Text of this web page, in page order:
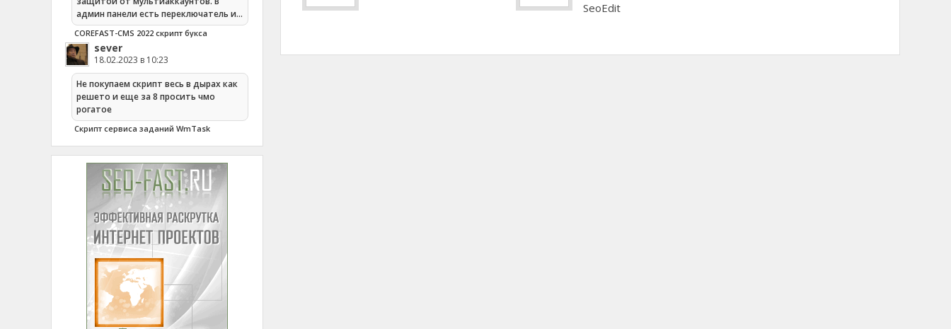
SeoEdit
админ панели есть переключатель и…
COREFAST-CMS 2022 скрипт букса
sever
18.02.2023 в 10:23
Не покупаем скрипт весь в дырах как
решето и еще за 8 просить чмо
рогатое
Cкрипт сервиса заданий WmTask